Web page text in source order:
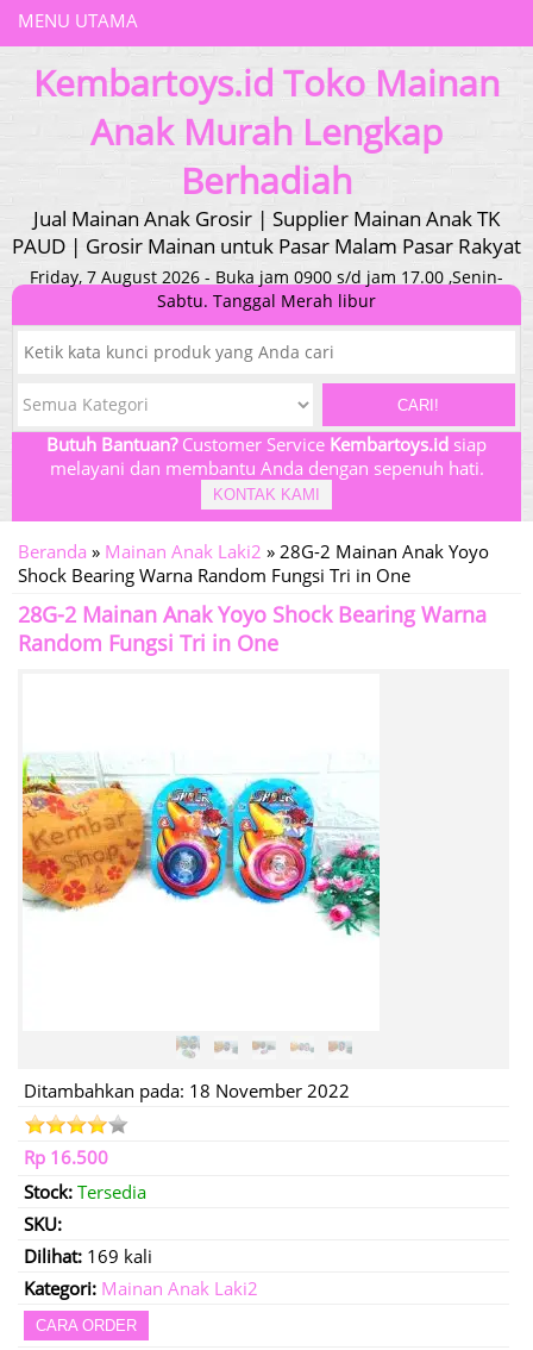
MENU UTAMA
Kembartoys.id Toko Mainan
Anak Murah Lengkap
Berhadiah
Jual Mainan Anak Grosir | Supplier Mainan Anak TK
PAUD | Grosir Mainan untuk Pasar Malam Pasar Rakyat
Friday, 7 August 2026 - Buka jam 0900 s/d jam 17.00 ,Senin-
Sabtu. Tanggal Merah libur
CARI!
Butuh Bantuan?Customer Service Kembartoys.id siap
melayani dan membantu Anda dengan sepenuh hati.
KONTAK KAMI
Beranda » Mainan Anak Laki2 » 28G-2 Mainan Anak Yoyo
Shock Bearing Warna Random Fungsi Tri in One
28G-2 Mainan Anak Yoyo Shock Bearing Warna
Random Fungsi Tri in One
Ditambahkan pada: 18 November 2022
Rp 16.500
Stock: Tersedia
SKU:
Dilihat: 169 kali
Kategori: Mainan Anak Laki2
CARA ORDER